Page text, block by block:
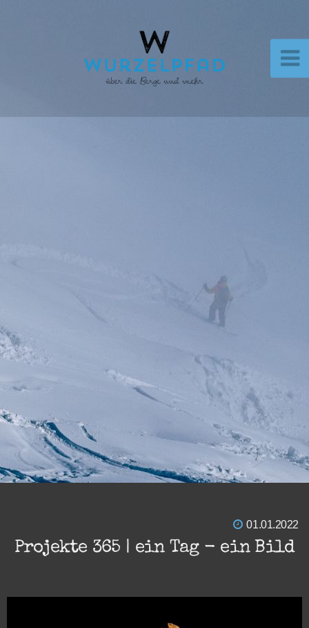
01.01.2022
Projekte 365 | ein Tag - ein Bild